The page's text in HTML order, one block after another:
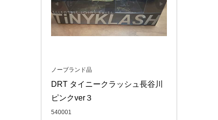
ノーブランド品
DRT タイニークラッシュ長谷川
ピンクver３
540001